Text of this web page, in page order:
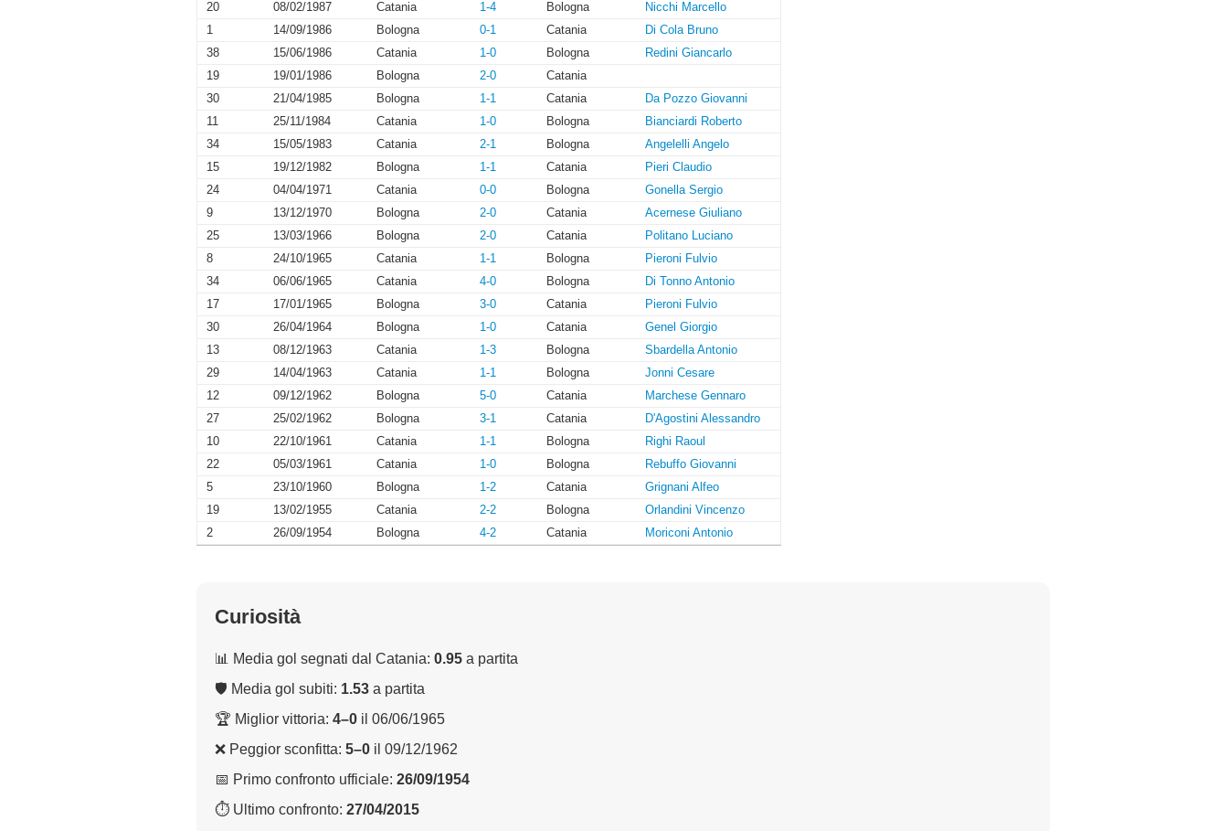
20
08/02/1987 Catania 1-4 Bologna
Nicchi Marcello
1
14/09/1986 Bologna 0-1 Catania
Di Cola Bruno
38
15/06/1986 Catania 1-0 Bologna
Redini Giancarlo
19
19/01/1986 Bologna 2-0
Catania
30
21/04/1985 Bologna 1-1 Catania
Da Pozzo Giovanni
11
25/11/1984 Catania 1-0 Bologna
Bianciardi Roberto
34
15/05/1983 Catania 2-1 Bologna
Angelelli Angelo
15
19/12/1982 Bologna 1-1 Catania
Pieri Claudio
24
04/04/1971 Catania 0-0 Bologna
Gonella Sergio
9
13/12/1970 Bologna 2-0 Catania
Acernese Giuliano
25
13/03/1966 Bologna 2-0 Catania
Politano Luciano
8
24/10/1965 Catania 1-1 Bologna
Pieroni Fulvio
34
06/06/1965 Catania 4-0 Bologna
Di Tonno Antonio
17
17/01/1965 Bologna 3-0 Catania
Pieroni Fulvio
30
26/04/1964 Bologna 1-0 Catania
Genel Giorgio
13
08/12/1963 Catania 1-3 Bologna
Sbardella Antonio
29
14/04/1963 Catania 1-1 Bologna
Jonni Cesare
12
09/12/1962 Bologna 5-0 Catania
Marchese Gennaro
27
25/02/1962 Bologna 3-1 Catania
D'Agostini Alessandro
10
22/10/1961 Catania 1-1 Bologna
Righi Raoul
22
05/03/1961 Catania 1-0 Bologna
Rebuffo Giovanni
5
23/10/1960 Bologna 1-2 Catania
Grignani Alfeo
19
13/02/1955 Catania 2-2 Bologna
Orlandini Vincenzo
2
26/09/1954 Bologna 4-2 Catania Moriconi Antonio
Curiosità
📊 Media gol segnati dal Catania: 0.95 a partita
🛡 Media gol subiti: 1.53 a partita
🏆 Miglior vittoria: 4–0 il 06/06/1965
❌ Peggior sconfitta: 5–0 il 09/12/1962
📅 Primo confronto ufficiale: 26/09/1954
⏱ Ultimo confronto: 27/04/2015